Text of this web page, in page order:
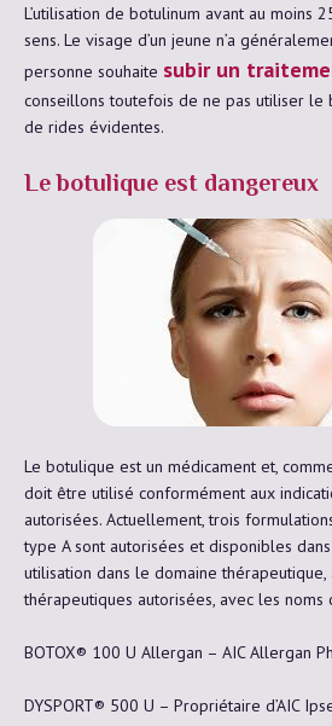
L’utilisation de botulinum avant au moins
sens. Le visage d’un jeune n’a
personne souhaite subir un
conseillons toutefois de ne pas utiliser le
de rides évidentes.
Le botulique est dangereux
Le botulique est un médicament et,
doit être utilisé conformément aux
autorisées. Actuellement, trois
type A sont autorisées et disponibles
utilisation dans le domaine thérapeutique,
thérapeutiques autorisées, avec les noms
BOTOX® 100 U Allergan – AIC Allergan
DYSPORT® 500 U – Propriétaire d’AIC